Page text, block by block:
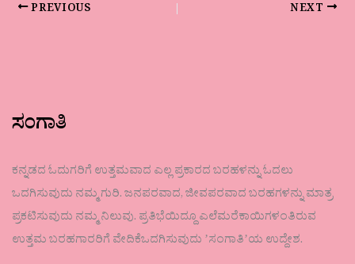
PREVIOUS NEXT
ಸಂಗಾತಿ
ಕನ್ನಡದ ಓದುಗರಿಗೆ ಉತ್ತಮವಾದ ಎಲ್ಲ ಪ್ರಕಾರದ ಬರಹಳನ್ನು ಓದಲು
ಒದಗಿಸುವುದು ನಮ್ಮ ಗುರಿ. ಜನಪರವಾದ, ಜೀವಪರವಾದ ಬರಹಗಳನ್ನು ಮಾತ್ರ
ಪ್ರಕಟಿಸುವುದು ನಮ್ಮ ನಿಲುವು. ಪ್ರತಿಭೆಯಿದ್ದೂ ಎಲೆಮರೆಕಾಯಿಗಳಂತಿರುವ
ಉತ್ತಮ ಬರಹಗಾರರಿಗೆ ವೇದಿಕೆಒದಗಿಸುವುದು ʼಸಂಗಾತಿʼಯ ಉದ್ದೇಶ.